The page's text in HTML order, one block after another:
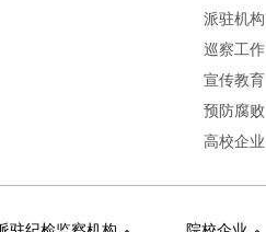
派驻机构
巡察工作
宣传教育
预防腐败
高校企业